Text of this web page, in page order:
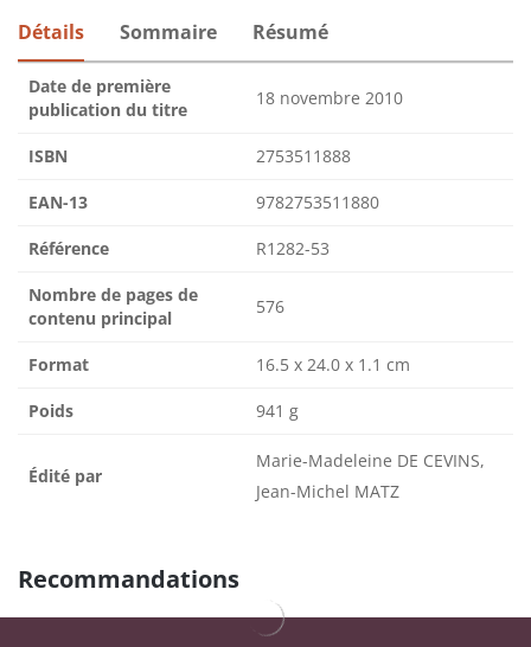
Détails Sommaire Résumé
Date de première
publication du titre
18 novembre 2010
ISBN 2753511888
EAN-13 9782753511880
Référence R1282-53
Nombre de pages de
contenu principal
576
Format 16.5 x 24.0 x 1.1 cm
Poids 941 g
Édité par
Marie-Madeleine DE CEVINS,
Jean-Michel MATZ
Recommandations